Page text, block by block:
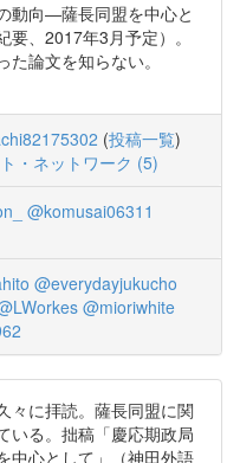
動向―薩長同盟を中心と
、2017年3月予定）。
論文を知らない。
(投稿一覧)
・ネットワーク (5)
@komusai06311
@everydayjukucho
@mioriwhite
々に拝読。薩長同盟に関
いる。拙稿「慶応期政局
中心として」（神田外語